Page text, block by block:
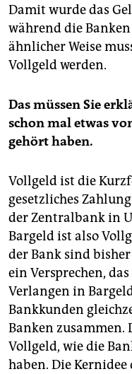
Damit wurde das
während die
ähnlicher Weise
Vollgeld werden.
Das müssen Sie
schon mal etwas
gehört haben.
Vollgeld ist die
gesetzliches
der Zentralbank in
Bargeld ist also
der Bank sind
ein Versprechen,
Verlangen in
Bankkunden
Banken zusammen.
Vollgeld, wie die
haben. Die